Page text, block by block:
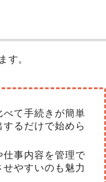
す。
べて手続きが簡単
るだけで始めら
仕事内容を管理で
やすいのも魅力